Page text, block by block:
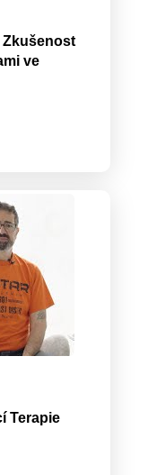
Zkušenost
ve
Terapie